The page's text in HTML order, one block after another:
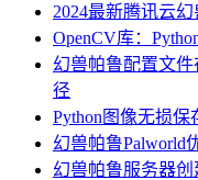
2024最新腾讯云
OpenCV库：
幻兽帕鲁配置文
径
Python图像无损保
幻兽帕鲁Palworld
幻兽帕鲁服务器创